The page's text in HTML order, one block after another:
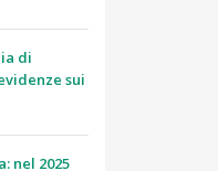
di
sui
nel 2025